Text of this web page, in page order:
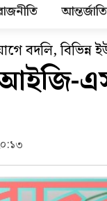
বদলি, বিভিন্ন